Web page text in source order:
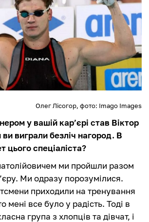
Олег Лісогор, фото: Imago Images
у вашій кар’єрі став Віктор
ви виграли безліч нагород. В
цього спеціаліста?
ми пройшли разом
Ми одразу порозумілися.
приходили на тренування
мені все було у радість. Тоді в
група з хлопців та дівчат, і